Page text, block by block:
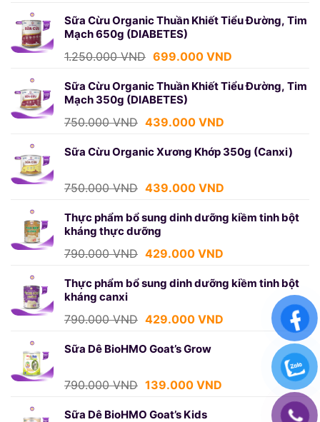
là:
1.250.000 VND.
tại
Sữa Cừu Organic Thuần Khiết Tiểu Đường, Tim
Mạch 650g (DIABETES)
1.250.000VND Giá
là:
1.250.000 VND.
699.000 VNDGiá
tại
Sữa Cừu Organic Thuần Khiết Tiểu Đường, Tim
Mạch 350g (DIABETES)
750.000VND Giá
là:
439.000 VNDGiá
tại
Sữa Cừu Organic Xương Khớp 350g (Canxi)
750.000VND Giá
là:
750.000 VND.
439.000 VNDGiá
tại
Thực phẩm bổ sung dinh dưỡng kiềm tinh bột
kháng thực dưỡng
790.000VND Giá
là:
429.000 VNDGiá
tại
429.000 VND.
Thực phẩm bổ sung dinh dưỡng kiềm tinh bột
kháng canxi
790.000VND Giá
là:
429.000 VNDGiá
429.000 VND.
Sữa Dê BioHMO Goat’s Grow
790.000VND Giá
là:
139.000 VNDGiá
Sữa Dê BioHMO Goat’s Kids